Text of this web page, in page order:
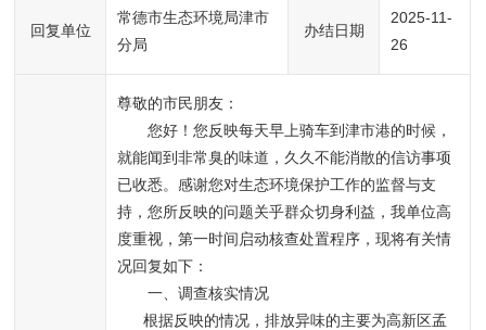
回复单位
常德市生态环境局津市
分局
办结日期
2025-11-
26
尊敬的市民朋友：
您好！您反映每天早上骑车到津市港的时候，
就能闻到非常臭的味道，久久不能消散的信访事项
已收悉。感谢您对生态环境保护工作的监督与支
持，您所反映的问题关乎群众切身利益，我单位高
度重视，第一时间启动核查处置程序，现将有关情
况回复如下：
一、调查核实情况
根据反映的情况，排放异味的主要为高新区孟